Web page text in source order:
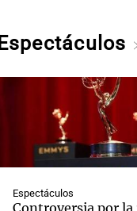
Espectáculos
Espectáculos
Controversia por la